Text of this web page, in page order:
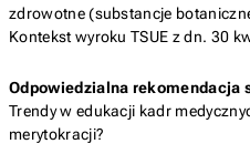
zdrowotne (substancje
Kontekst wyroku TSUE z dn. 30
Odpowiedzialna rekomendacja
Trendy w edukacji kadr
merytokracji?